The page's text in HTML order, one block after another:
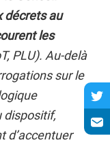
décrets au
les
PLU). Au-delà
sur le
dispositif,
d’accentuer